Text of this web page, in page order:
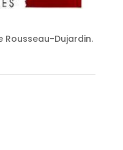
Rousseau-Dujardin.